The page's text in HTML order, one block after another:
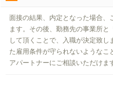
面接の結果、内定となった場合、
ます。その後、勤務先の事業所
して頂くことで、入職が決定致
た雇用条件が守られないようなこ
アパートナーにご相談いただけま